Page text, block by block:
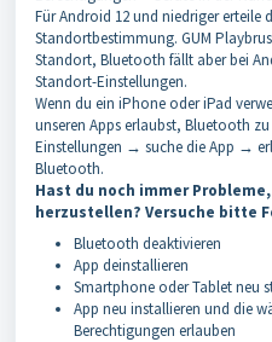
Für Android 12 und niedriger erteile
Standortbestimmung. GUM
Standort, Bluetooth fällt aber bei
Standort-Einstellungen.
Wenn du ein iPhone oder iPad
unseren Apps erlaubst, Bluetooth
Einstellungen → suche die App →
Bluetooth.
Hast du noch immer
herzustellen? Versuche bitte
Bluetooth deaktivieren
App deinstallieren
Smartphone oder Tablet neu
App neu installieren und die
Berechtigungen erlauben